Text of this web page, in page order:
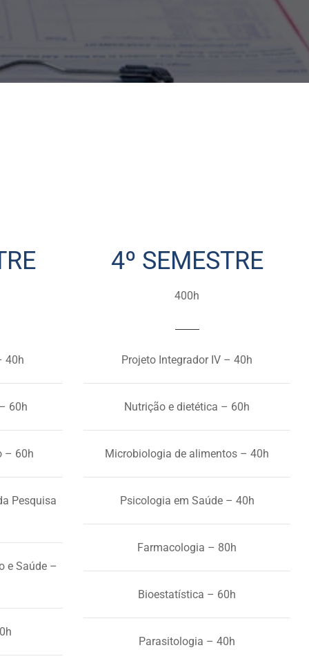
40h
60h
– 60h
Pesquisa
e Saúde –
4º SEMESTRE
400h
Projeto Integrador IV – 40h
Nutrição e dietética – 60h
Microbiologia de alimentos – 40h
Psicologia em Saúde – 40h
Farmacologia – 80h
Bioestatística – 60h
Parasitologia – 40h